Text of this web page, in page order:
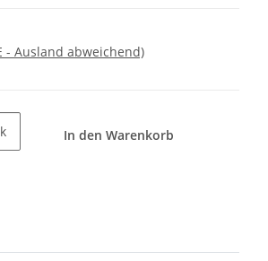
- Ausland abweichend)
In den Warenkorb